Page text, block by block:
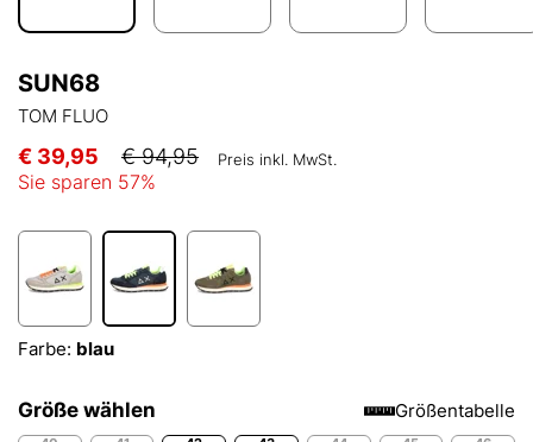
SUN68
TOM FLUO
€ 39,95 € 94,95 Preis inkl. MwSt.
Sie sparen 57%
Farbe: blau
Größe wählen Größentabelle